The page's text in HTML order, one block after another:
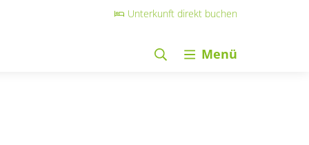
Unterkunft direkt buchen
Menü